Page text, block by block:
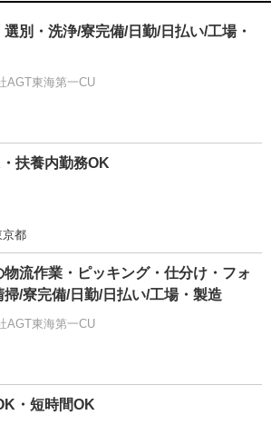
別・洗浄/寮完備/日勤/日払い/工場・
AGT東海第一CU
扶養内勤務OK
京都
流作業・ピッキング・仕分け・フォ
/寮完備/日勤/日払い/工場・製造
AGT東海第一CU
・短時間OK